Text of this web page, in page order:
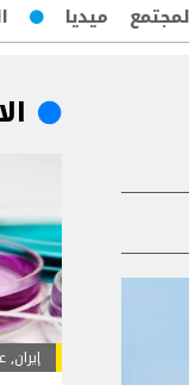
ميديا
إيران,